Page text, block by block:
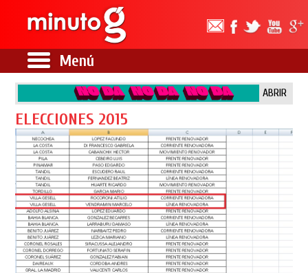
Menú
ABRIR
ELECCIONES 2015